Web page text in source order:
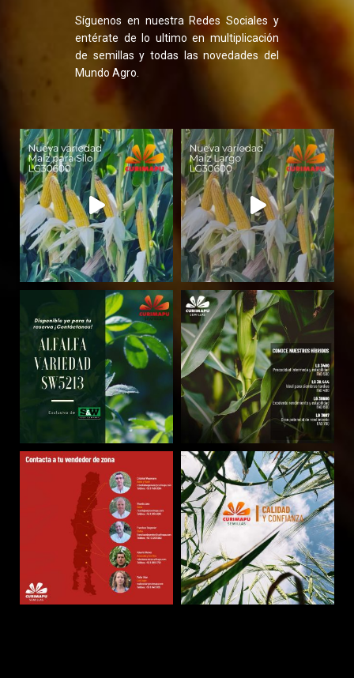
Síguenos en nuestra Redes Sociales y
entérate de lo ultimo en multiplicación
de semillas y todas las novedades del
Mundo Agro.